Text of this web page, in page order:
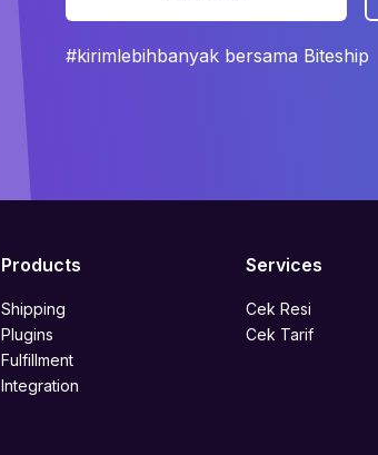
#kirimlebihbanyak bersama Biteship
Products
Shipping
Plugins
Fulfillment
Integration
Services
Cek Resi
Cek Tarif